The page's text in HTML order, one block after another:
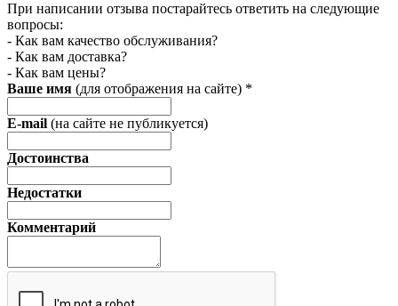
При написании отзыва постарайтесь ответить на следующие
вопросы:
- Как вам качество обслуживания?
- Как вам доставка?
- Как вам цены?
Ваше имя (для отображения на сайте) *
E-mail (на сайте не публикуется)
Достоинства
Недостатки
Комментарий